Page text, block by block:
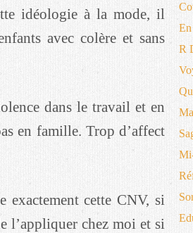
idéologie à la mode, il
avec colère et sans
dans le travail et en
en famille. Trop d’affect
exactement cette CNV, si
l’appliquer chez moi et si
R